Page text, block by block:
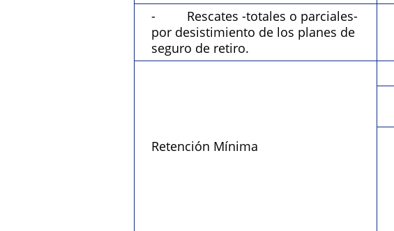
- Rescates -totales o parciales-
por desistimiento de los planes de
seguro de retiro.
Retención Mínima